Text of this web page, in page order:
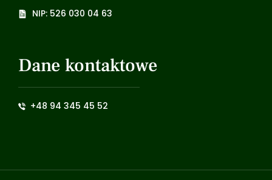
NIP: 526 030 04 63
Dane kontaktowe
+48 94 345 45 52